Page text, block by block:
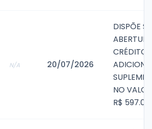
N/A 20/07/2026
DISPÕE
CRÉDITO
NO
R$